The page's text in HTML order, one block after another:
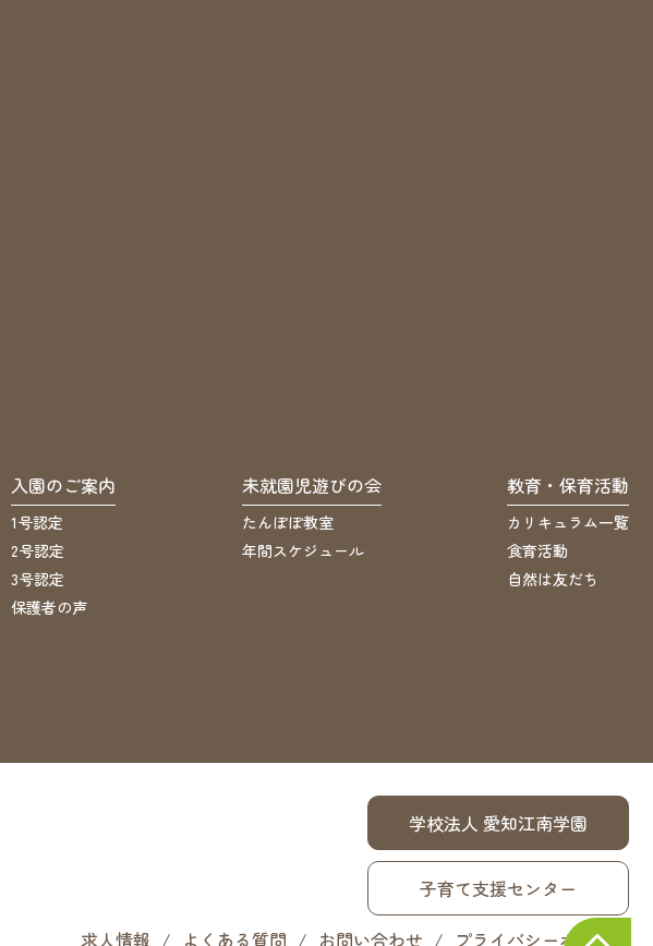
入園のご案内
1号認定
2号認定
3号認定
保護者の声
未就園児遊びの会
たんぽぽ教室
年間スケジュール
教育・保育活動
カリキュラム一覧
食育活動
自然は友だち
学校法人 愛知江南学園
子育て支援センター
求人情報
よくある質問 お問い合わせ プライバシーポリシー